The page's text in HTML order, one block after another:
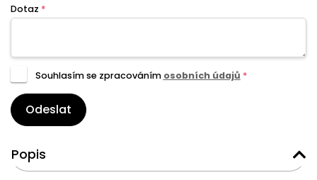
Dotaz *
Souhlasím se zpracováním osobních údajů *
Odeslat
Popis